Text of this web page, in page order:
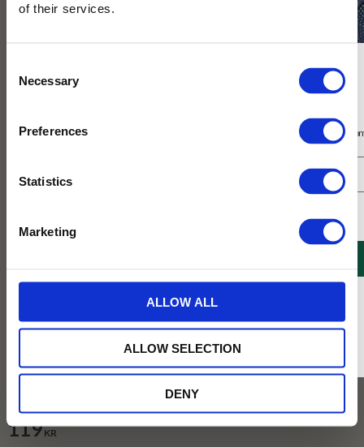
of their services.
Selection
Necessary
Preferences
Statistics
Marketing
ALLOW ALL
ALLOW SELECTION
DENY
Vikt :100g
119KR
Få 10% rabatt på ditt första köp på nätet och ta del av erbjudanden året
* Rabatten gäller endast online på Tehusetjava.se. Rabatten fungerar endast på